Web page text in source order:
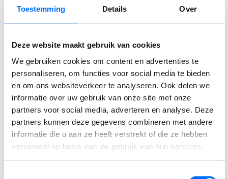
Toestemming Details Over
Deze website maakt gebruik van cookies
We gebruiken cookies om content en advertenties te
personaliseren, om functies voor social media te bieden
en om ons websiteverkeer te analyseren. Ook delen we
informatie over uw gebruik van onze site met onze
partners voor social media, adverteren en analyse. Deze
partners kunnen deze gegevens combineren met andere
informatie die u aan ze heeft verstrekt of die ze hebben
verzameld op basis van uw gebruik van hun services.
LEES VERDER
Ervaar zelf de kracht van